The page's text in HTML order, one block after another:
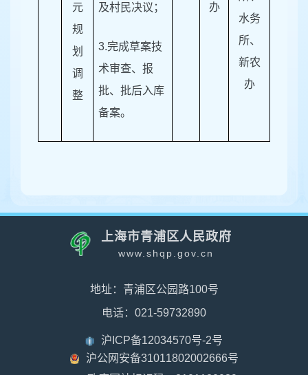
元
规
划
调
整
及村民决议；
3.完成草案技
术审查、报
批、批后入库
备案。
办
水务
所、
新农
办
上海市青浦区人民政府
www.shqp.gov.cn
地址：青浦区公园路100号
电话：021-59732890
沪ICP备12034570号-2号
沪公网安备31011802002666号